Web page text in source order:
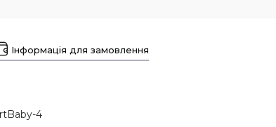
Інформація для замовлення
4